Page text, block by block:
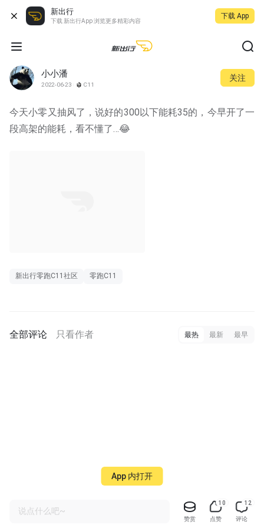
新出行
下载 新出行App 浏览更多精彩内容
下载 App
小小潘
2022-06-23 C11
关注
今天小零又抽风了，说好的300以下能耗35的，今早开了一
段高架的能耗，看不懂了…😂
新出行零跑C11社区 零跑C11
全部评论 只看作者 最热 最新 最早
说点什么吧~
赞赏
10
点赞
12
评论
App 内打开